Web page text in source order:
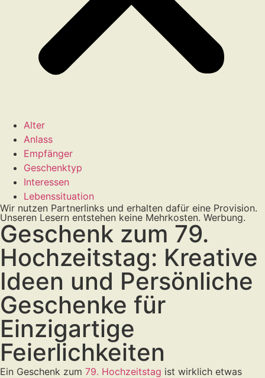
Alter
Anlass
Empfänger
Geschenktyp
Interessen
Lebenssituation
Wir nutzen Partnerlinks und erhalten dafür eine Provision.
Unseren Lesern entstehen keine Mehrkosten. Werbung.
Geschenk zum 79.
Hochzeitstag: Kreative
Ideen und Persönliche
Geschenke für
Einzigartige
Feierlichkeiten
Ein Geschenk zum 79. Hochzeitstag ist wirklich etwas